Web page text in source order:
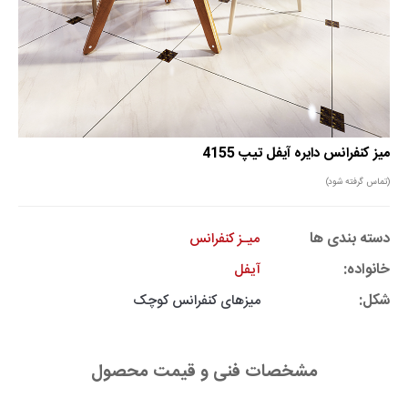
میز کنفرانس دایره آیفل تیپ 4155
(تماس گرفته شود)
دسته بندی ها میـز کنفرانس
خانواده: آیفل
شکل: میزهای کنفرانس کوچک
مشخصات فنی و قیمت محصول